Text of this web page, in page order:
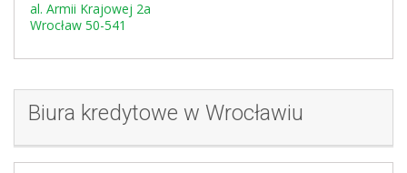
al. Armii Krajowej 2a
Wrocław 50-541
Biura kredytowe w Wrocławiu